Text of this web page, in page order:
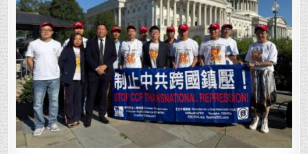
週
年：
國
會、
聽
證
會
與
燭
光
悼
念
接
力
舉
行